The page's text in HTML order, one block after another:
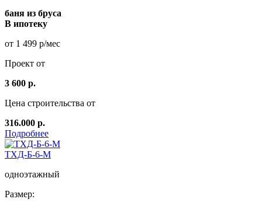
баня из бруса
В ипотеку
от 1 499 р/мес
Проект от
3 600 р.
Цена строительства от
316.000 р.
Подробнее
ТХД-Б-6-М
одноэтажный
Размер: